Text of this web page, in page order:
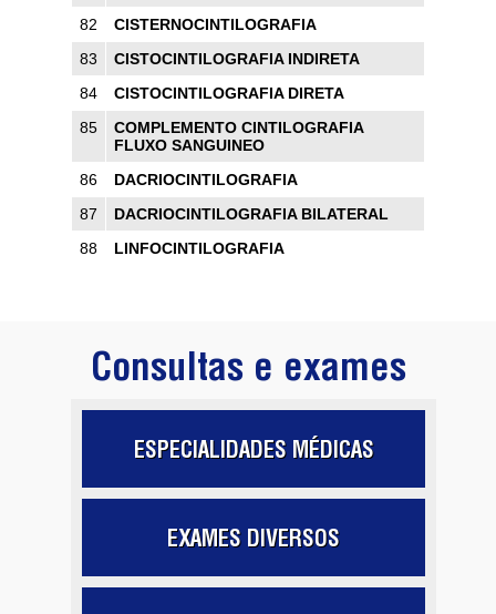
82
CISTERNOCINTILOGRAFIA
83
CISTOCINTILOGRAFIA INDIRETA
84
CISTOCINTILOGRAFIA DIRETA
85
COMPLEMENTO CINTILOGRAFIA
FLUXO SANGUINEO
86
DACRIOCINTILOGRAFIA
87
DACRIOCINTILOGRAFIA BILATERAL
88
LINFOCINTILOGRAFIA
Consultas e exames
ESPECIALIDADES MÉDICAS
EXAMES DIVERSOS